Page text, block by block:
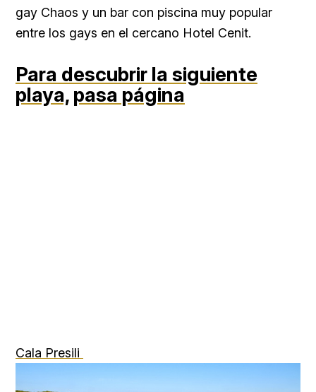
gay Chaos y un bar con piscina muy popular
entre los gays en el cercano Hotel Cenit.
Para descubrir la siguiente
playa, pasa página
Cala Presili